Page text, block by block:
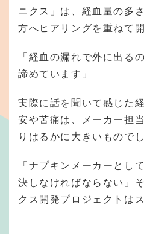
ニクス」は、経血量の多
方へヒアリングを重ねて
「経血の漏れで外に出る
諦めています」
実際に話を聞いて感じた
安や苦痛は、メーカー担
りはるかに大きいものでし
「ナプキンメーカーとし
決しなければならない」
クス開発プロジェクトは